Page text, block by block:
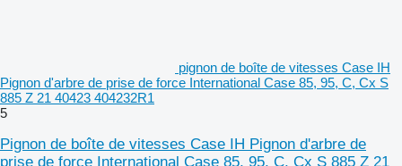
pignon de boîte de vitesses Case IH
Pignon d'arbre de prise de force International Case 85, 95, C, Cx S
885 Z 21 40423 404232R1
5
Pignon de boîte de vitesses Case IH Pignon d'arbre de
prise de force International Case 85, 95, C, Cx S 885 Z 21